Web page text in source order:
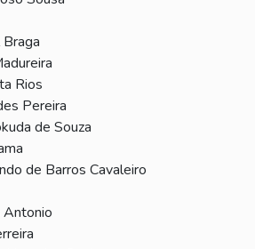
Braga
Rios
Pereira
de Souza
de Barros Cavaleiro
Antonio